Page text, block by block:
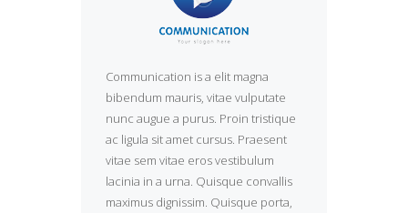
Communication is a elit magna
bibendum mauris, vitae vulputate
nunc augue a purus. Proin tristique
ac ligula sit amet cursus. Praesent
vitae sem vitae eros vestibulum
lacinia in a urna. Quisque convallis
maximus dignissim. Quisque porta,